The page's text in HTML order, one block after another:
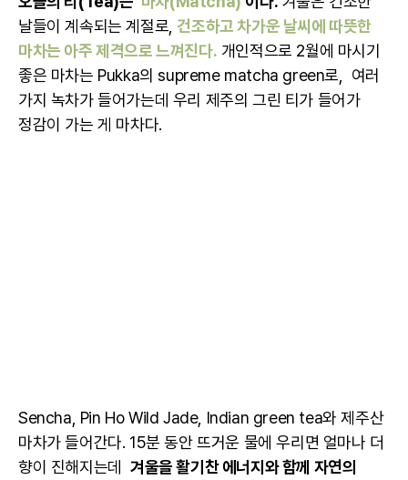
날들이 계속되는 계절로, 건조하고 차가운 날씨에 따뜻한
마차는 아주 제격으로 느껴진다. 개인적으로 2월에 마시기
좋은 마차는 Pukka의 supreme matcha green로, 여러
가지 녹차가 들어가는데 우리 제주의 그린 티가 들어가
정감이 가는 게 마차다.
Sencha, Pin Ho Wild Jade, Indian green tea와 제주산
마차가 들어간다. 15분 동안 뜨거운 물에 우리면 얼마나 더
향이 진해지는데 겨울을 활기찬 에너지와 함께 자연의